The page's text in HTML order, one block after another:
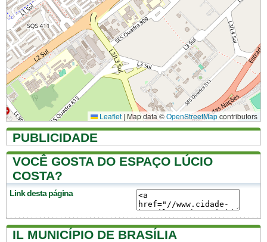
Leaflet | Map data ©OpenStreetMapcontributors
PUBLICIDADE
VOCÊ GOSTA DO ESPAÇO LÚCIO
COSTA?
Link desta página
IL MUNICÍPIO DE BRASÍLIA